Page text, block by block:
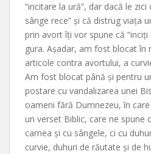
“incitare la ură”, dar dacă le zici
sânge rece” și că distrug viața
prin avort îți vor spune că “inciți
gura. Așadar, am fost blocat în
articole contra avortului, a
Am fost blocat până și pentru
postare cu vandalizarea unei
oameni fără Dumnezeu, în
un verset Biblic, care ne spune
carnea și cu sângele, ci cu
curvie, duhuri de răutate și de